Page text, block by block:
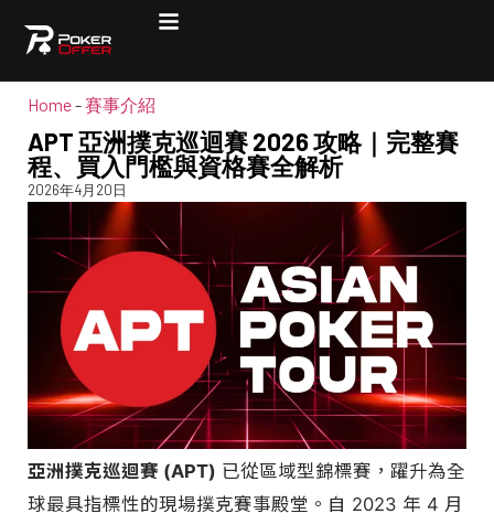
Home-賽事介紹
APT 亞洲撲克巡迴賽 2026 攻略｜完整賽
程、買入門檻與資格賽全解析
2026年4月20日
亞洲撲克巡迴賽 (APT) 已從區域型錦標賽，躍升為全
球最具指標性的現場撲克賽事殿堂。自 2023 年 4 月